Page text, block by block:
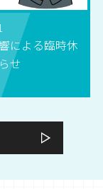
による臨時休
せ